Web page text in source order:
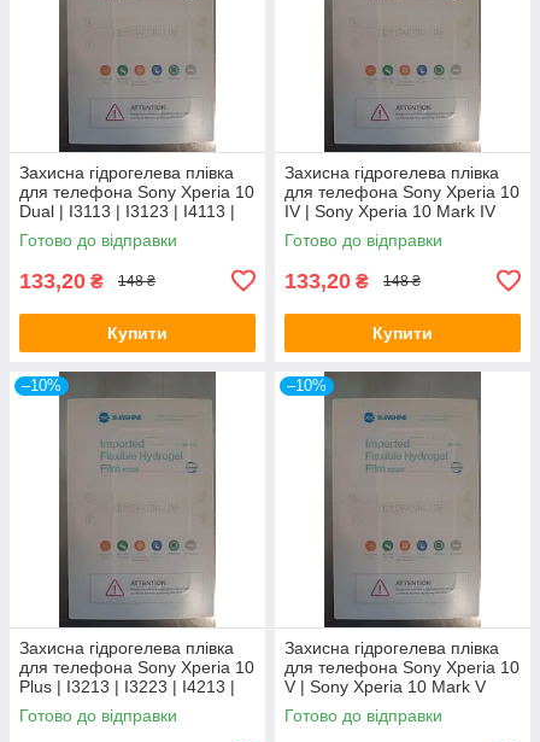
Захисна гідрогелева плівка
для телефона Sony Xperia 10
Dual | I3113 | I3123 | I4113 |
I4193
Готово до відправки
133,20 ₴ 148 ₴
Купити
Захисна гідрогелева плівка
для телефона Sony Xperia 10
IV | Sony Xperia 10 Mark IV
Готово до відправки
133,20 ₴ 148 ₴
Купити
–10%
Захисна гідрогелева плівка
для телефона Sony Xperia 10
Plus | I3213 | I3223 | I4213 |
I4293
Готово до відправки
–10%
Захисна гідрогелева плівка
для телефона Sony Xperia 10
V | Sony Xperia 10 Mark V
Готово до відправки